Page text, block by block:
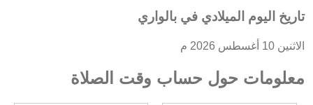
تاريخ اليوم الميلادي في بالواري
الاثنين 10 أغسطس 2026 م
معلومات حول حساب وقت الصلاة